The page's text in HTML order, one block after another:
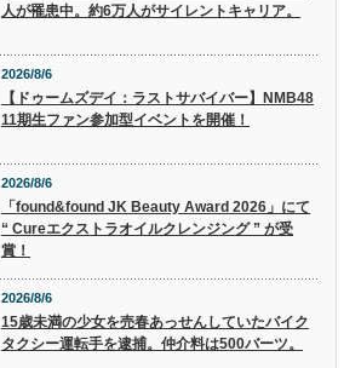
人が罹患中。約6万人がサイレントキャリア。
2026/8/6
【ドゥームズデイ：ラストサバイバー】NMB48
11期生ファン参加型イベントを開催！
2026/8/6
「found&found JK Beauty Award 2026」にて
“ Cureエクストラオイルクレンジング ” が受
賞！
2026/8/6
15歳未満の少女を売春あっせんしていたバイク
タクシー運転手を逮捕。仲介料は500バーツ。